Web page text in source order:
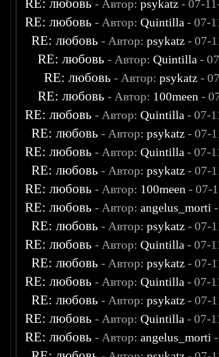
RE: любовь - Автор:psykatz - 07-
RE: любовь - Автор: Quintilla - 07-
RE: любовь - Автор:psykatz - 07-
RE: любовь - Автор: Quintilla -
RE: любовь - Автор:psykatz -
RE: любовь - Автор: 100meen -
RE: любовь - Автор: Quintilla - 07-
RE: любовь - Автор:psykatz - 07-
RE: любовь - Автор: Quintilla - 07-
RE: любовь - Автор:psykatz - 07-
RE: любовь - Автор: 100meen - 07-
RE: любовь - Автор: angelus_morti
RE: любовь - Автор:psykatz - 07-
RE: любовь - Автор: Quintilla - 07-
RE: любовь - Автор:psykatz - 07-
RE: любовь - Автор: Quintilla - 07-
RE: любовь - Автор:psykatz - 07-
RE: любовь - Автор: Quintilla - 07-
RE: любовь - Автор: angelus_morti